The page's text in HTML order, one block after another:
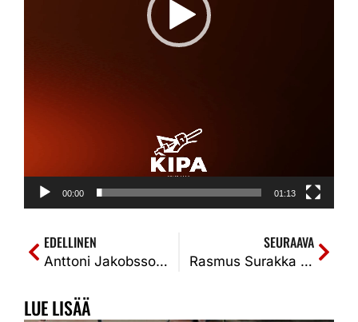
00:00 01:13
EDELLINEN
Anttoni Jakobsson jatkaa KiPassa syksyyn 2027
SEURAAVA
Rasmus Surakka vei Kempelettä ja KiPalle Talvisuperottelun voitto. KiPa-KeKi 1-0 (2-1, 1-1)
LUE LISÄÄ